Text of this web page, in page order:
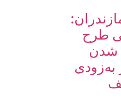
طرح
شدن
به‌زودی